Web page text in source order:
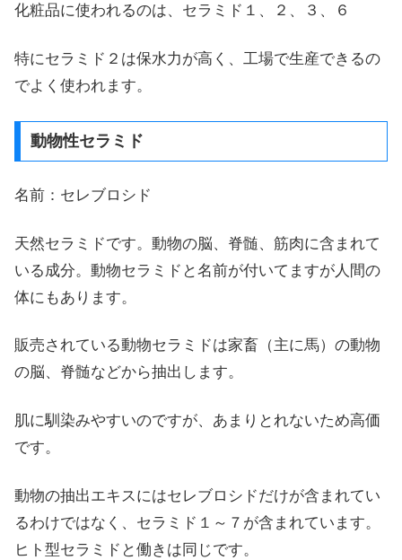
化粧品に使われるのは、セラミド１、２、３、６
特にセラミド２は保水力が高く、工場で生産できるの
でよく使われます。
動物性セラミド
名前：セレブロシド
天然セラミドです。動物の脳、脊髄、筋肉に含まれて
いる成分。動物セラミドと名前が付いてますが人間の
体にもあります。
販売されている動物セラミドは家畜（主に馬）の動物
の脳、脊髄などから抽出します。
肌に馴染みやすいのですが、あまりとれないため高価
です。
動物の抽出エキスにはセレブロシドだけが含まれてい
るわけではなく、セラミド１～７が含まれています。
ヒト型セラミドと働きは同じです。